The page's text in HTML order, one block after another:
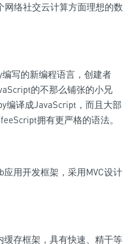
网络社交云计算方面理想的数
写的新编程语言，创建者
的不那么铺张的小兄
编译成JavaScript，而且大部
拥有更严格的语法。
应用开发框架，采用MVC设计
缓存框架，具有快速、精干等